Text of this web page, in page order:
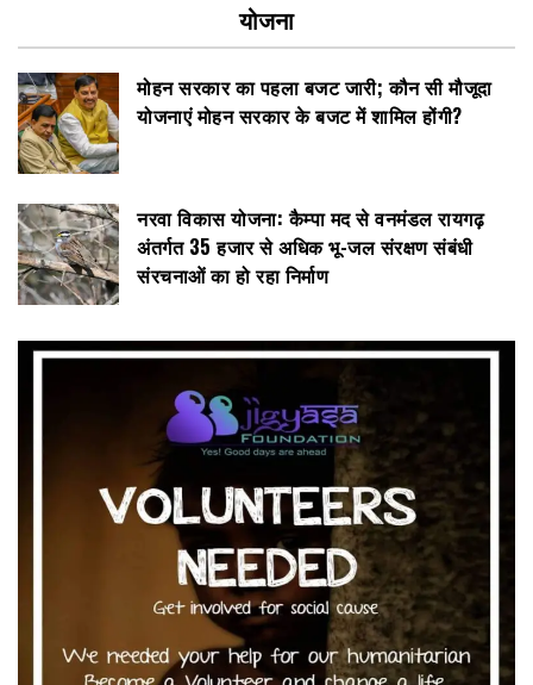
योजना
मोहन सरकार का पहला बजट जारी; कौन सी मौजूदा
योजनाएं मोहन सरकार के बजट में शामिल होंगी?
नरवा विकास योजना: कैम्पा मद से वनमंडल रायगढ़
अंतर्गत 35 हजार से अधिक भू-जल संरक्षण संबंधी
संरचनाओं का हो रहा निर्माण